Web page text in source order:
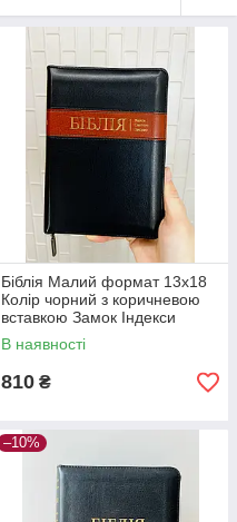
Біблія Малий формат 13х18
Колір чорний з коричневою
вставкою Замок Індекси
Золотий зріз
В наявності
810 ₴
–10%